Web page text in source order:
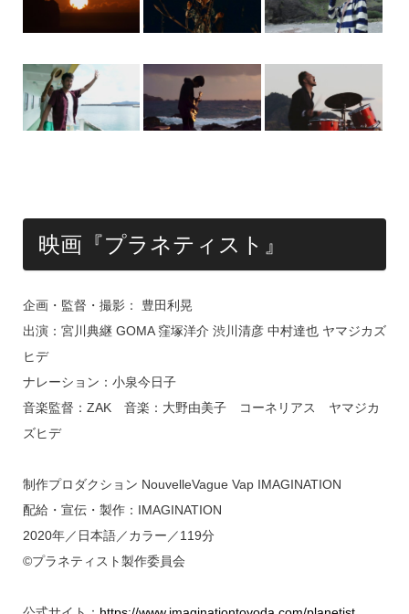
映画『プラネティスト』
企画・監督・撮影： 豊田利晃
出演：宮川典継 GOMA 窪塚洋介 渋川清彦 中村達也 ヤマジカズ
ヒデ
ナレーション：小泉今日子
音楽監督：ZAK 音楽：大野由美子 コーネリアス ヤマジカ
ズヒデ
制作プロダクション NouvelleVague Vap IMAGINATION
配給・宣伝・製作：IMAGINATION
2020年／日本語／カラー／119分
©プラネティスト製作委員会